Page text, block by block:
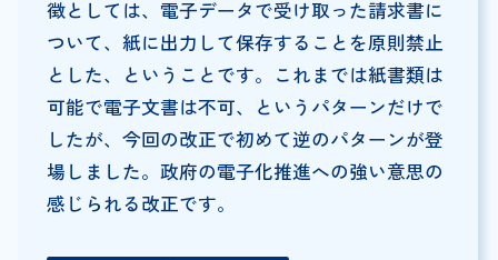
徴としては、電子データで受け取った請求書に
ついて、紙に出力して保存することを原則禁止
とした、ということです。これまでは紙書類は
可能で電子文書は不可、というパターンだけで
したが、今回の改正で初めて逆のパターンが登
場しました。政府の電子化推進への強い意思の
感じられる改正です。